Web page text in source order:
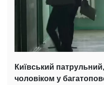
Київський
чоловіком у